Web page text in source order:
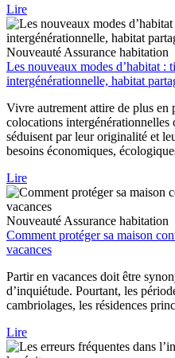
Lire
Nouveauté Assurance habitation
Les nouveaux modes d’habitat :
intergénérationnelle, habitat
Vivre autrement attire de plus en
colocations intergénérationnelles
séduisent par leur originalité et
besoins économiques,
Lire
Nouveauté Assurance habitation
Comment protéger sa maison
vacances
Partir en vacances doit être
d’inquiétude. Pourtant, les
cambriolages, les résidences
Lire